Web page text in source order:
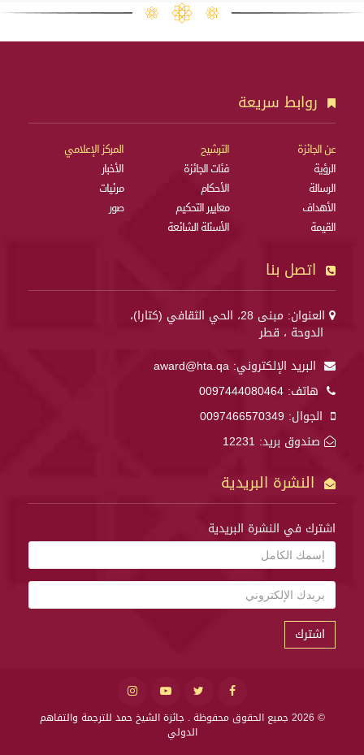
روابط سريعة
عن الجائزة
الرؤية
الرسالة
الأهداف
القيمة
الترشيح
فئات الجائزة
الأحكام
معايير التحكيم
الأسئلة الشائعة
المركز الإعلامي
الأخبار
مرئيات
صور
اتصل بنا
العنوان: مبنى 28، الحي الثقافي (كتارا)،
الدوحة ، قطر
البريد الإلكتروني: award@hta.qa
هاتف: 0097444080464
الجوال: 0097466570349
صندوق بريد: 12231
النشرة البريدية
اشترك في النشرة البريدية
اشترك
© 2026 جميع الحقوق محفوظة .
جائزة الشيخ حمد للترجمة والتفاهم
الدولي